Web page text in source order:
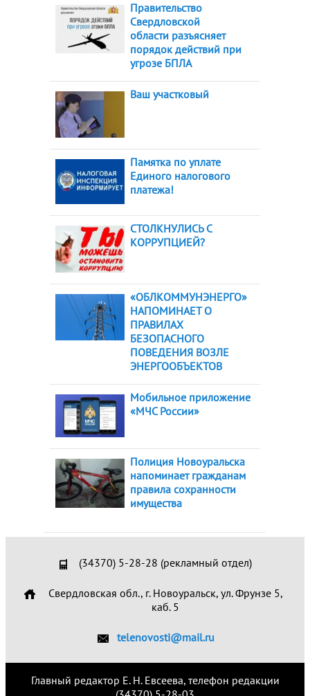
Правительство
Свердловской
области разъясняет
порядок действий при
угрозе БПЛА
Ваш участковый
Памятка по уплате
Единого налогового
платежа!
СТОЛКНУЛИСЬ С
КОРРУПЦИЕЙ?
«ОБЛКОММУНЭНЕРГО»
НАПОМИНАЕТ О
ПРАВИЛАХ
БЕЗОПАСНОГО
ПОВЕДЕНИЯ ВОЗЛЕ
ЭНЕРГООБЪЕКТОВ
Мобильное приложение
«МЧС России»
Полиция Новоуральска
напоминает гражданам
правила сохранности
имущества
(34370) 5-28-28 (рекламный отдел)
Свердловская обл., г. Новоуральск, ул. Фрунзе 5,
каб. 5
telenovosti@mail.ru
Главный редактор Е. Н. Евсеева, телефон редакции